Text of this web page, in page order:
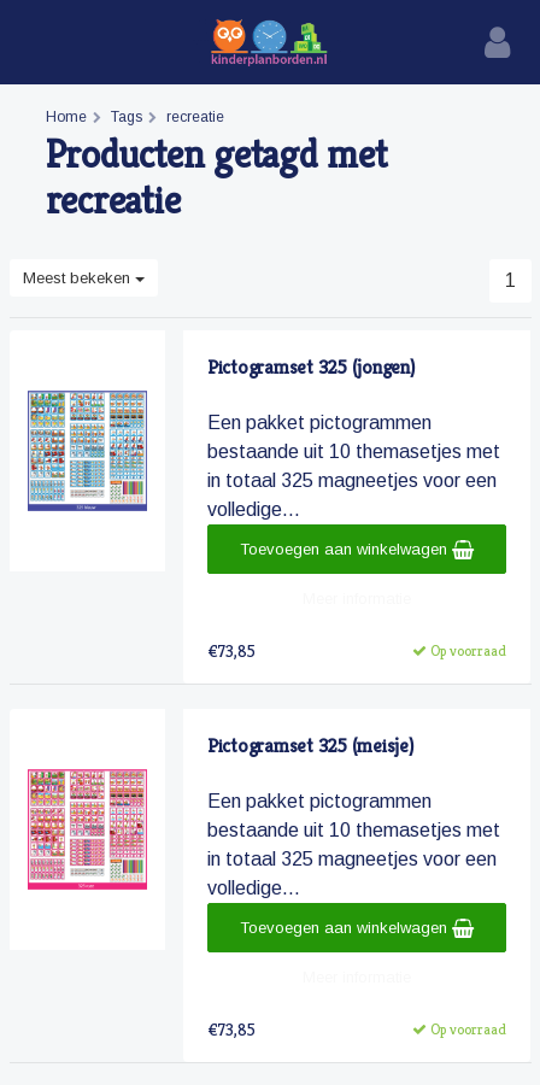
Home Tags recreatie
Producten getagd met
recreatie
Meest bekeken 1
Pictogramset 325 (jongen)
Een pakket pictogrammen
bestaande uit 10 themasetjes met
in totaal 325 magneetjes voor een
volledige...
€73,85 Op voorraad
Toevoegen aan winkelwagen
Pictogramset 325 (meisje)
Een pakket pictogrammen
bestaande uit 10 themasetjes met
in totaal 325 magneetjes voor een
volledige...
€73,85 Op voorraad
Toevoegen aan winkelwagen